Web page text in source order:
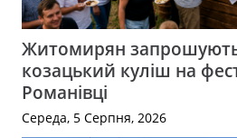
Житомирян
козацький куліш на
Романівці
Середа, 5 Серпня, 2026